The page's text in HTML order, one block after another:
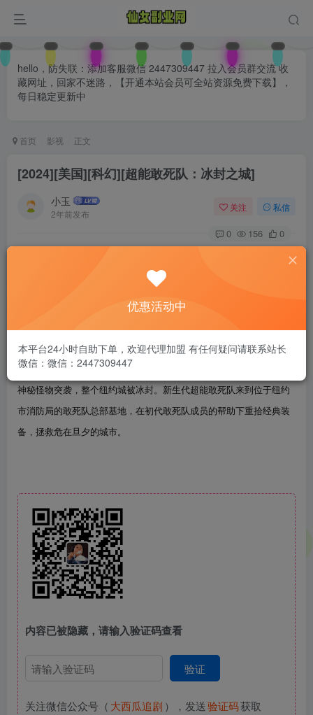
hello，防失联：添加客服微信 2447309447 拉入会员群交流 收
藏网址，回家不迷路，【开通本站会员可全站资源免费下载】，
每日稳定更新中
首页 影视 正文
[2024][美国][科幻][超能敢死队：冰封之城]
小玉
2年前发布
关注 私信
0 156 0
神秘怪物突袭，整个纽约城被冰封。新生代超能敢死队来到位于纽约
市消防局的敢死队总部基地，在初代敢死队成员的帮助下重拾经典装
备，拯救危在旦夕的城市。
内容已被隐藏，请输入验证码查看
关注微信公众号（ 大西瓜追剧 ），发送验证码获取
优惠活动中
本平台24小时自助下单，欢迎代理加盟 有任何疑问请联系站长
微信：微信：2447309447